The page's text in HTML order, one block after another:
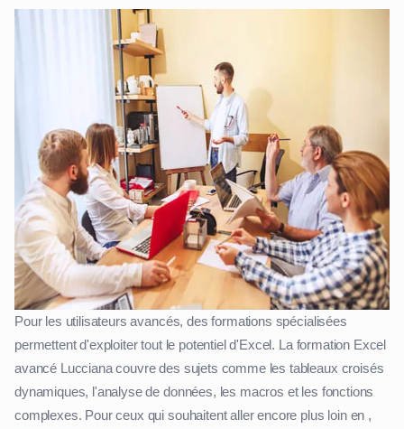
Pour les utilisateurs avancés, des formations spécialisées
permettent d'exploiter tout le potentiel d'Excel. La formation Excel
avancé Lucciana couvre des sujets comme les tableaux croisés
dynamiques, l'analyse de données, les macros et les fonctions
complexes. Pour ceux qui souhaitent aller encore plus loin en ,